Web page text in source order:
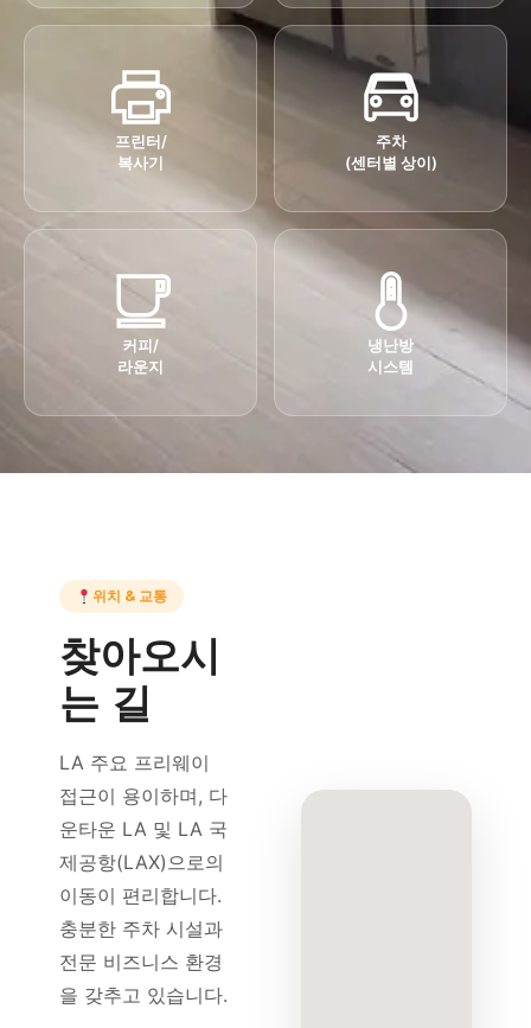
프린터/
복사기
주차
(센터별 상이)
커피/
라운지
냉난방
시스템
위치 & 교통
찾아오시
는 길
LA 주요 프리웨이
접근이 용이하며, 다
운타운 LA 및 LA 국
제공항(LAX)으로의
이동이 편리합니다.
충분한 주차 시설과
전문 비즈니스 환경
을 갖추고 있습니다.